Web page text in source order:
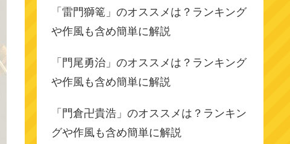
「雷門獅篭」のオススメは？ランキング
や作風も含め簡単に解説
「門尾勇治」のオススメは？ランキング
や作風も含め簡単に解説
「門倉卍貴浩」のオススメは？ランキン
グや作風も含め簡単に解説